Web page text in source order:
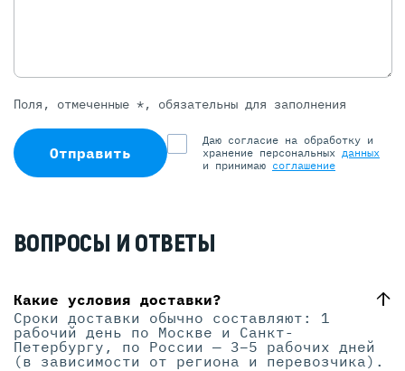
Поля, отмеченные *, обязательны для заполнения
Отправить
Даю согласие на обработку и
хранение персональных данных
и принимаю соглашение
ВОПРОСЫ И ОТВЕТЫ
Какие условия доставки?
Сроки доставки обычно составляют: 1
рабочий день по Москве и Санкт-
Петербургу, по России — 3–5 рабочих дней
(в зависимости от региона и перевозчика).